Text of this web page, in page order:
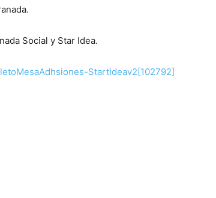
Social y Star Idea.
StartIdeav2[102792]